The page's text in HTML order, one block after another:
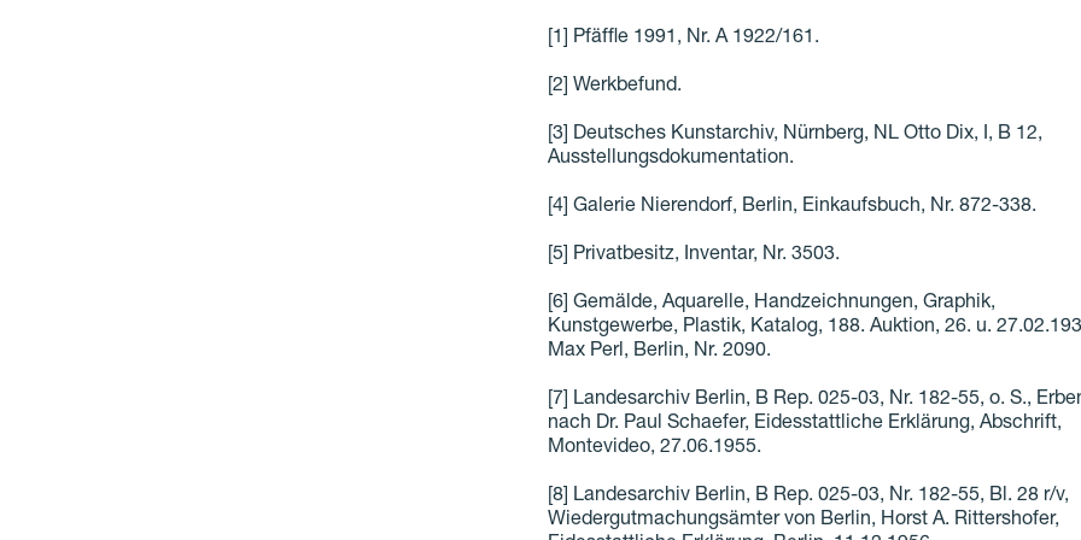
[1] Pfäffle 1991, Nr. A 1922/161.
[2] Werkbefund.
[3] Deutsches Kunstarchiv, Nürnberg, NL Otto Dix, I, B 12,
Ausstellungsdokumentation.
[4] Galerie Nierendorf, Berlin, Einkaufsbuch, Nr. 872-338.
[5] Privatbesitz, Inventar, Nr. 3503.
[6] Gemälde, Aquarelle, Handzeichnungen, Graphik,
Kunstgewerbe, Plastik, Katalog, 188. Auktion, 26. u.
Max Perl, Berlin, Nr. 2090.
[7] Landesarchiv Berlin, B Rep. 025-03, Nr. 182-55, o. S.,
nach Dr. Paul Schaefer, Eidesstattliche Erklärung, Abschrift,
Montevideo, 27.06.1955.
[8] Landesarchiv Berlin, B Rep. 025-03, Nr. 182-55, Bl. 28 r/v,
Wiedergutmachungsämter von Berlin, Horst A. Rittershofer,